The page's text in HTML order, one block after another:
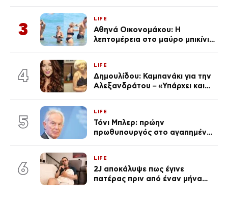
Λένας
3
LIFE
Αθηνά Οικονομάκου: Η
λεπτομέρεια στο μαύρο μπικίνι
(φωτογραφίες)
4
LIFE
Δημουλίδου: Καμπανάκι για την
Αλεξανδράτου – «Υπάρχει και
5
LIFE
Τόνι Μπλερ: πρώην
πρωθυπουργός στο αγαπημένο
6
LIFE
2J αποκάλυψε πως έγινε
πατέρας πριν από έναν μήνα